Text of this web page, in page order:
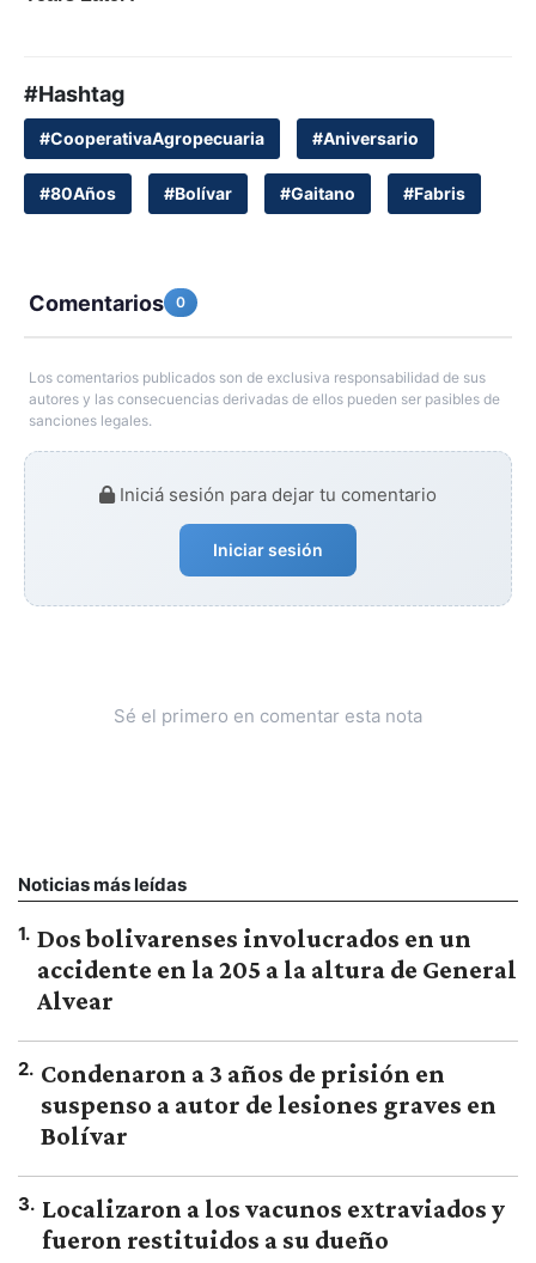
#Hashtag
#CooperativaAgropecuaria #Aniversario
#80Años #Bolívar #Gaitano #Fabris
Comentarios 0
Los comentarios publicados son de exclusiva responsabilidad de sus
autores y las consecuencias derivadas de ellos pueden ser pasibles de
sanciones legales.
Iniciá sesión para dejar tu comentario
Iniciar sesión
Sé el primero en comentar esta nota
Noticias más leídas
1. Dos bolivarenses involucrados en un
accidente en la 205 a la altura de General
Alvear
2. Condenaron a 3 años de prisión en
suspenso a autor de lesiones graves en
Bolívar
3. Localizaron a los vacunos extraviados y
fueron restituidos a su dueño